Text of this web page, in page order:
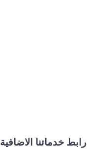
رابط خدماتنا الاضافية